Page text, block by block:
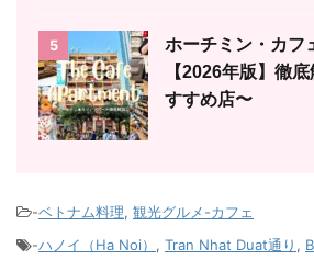
5
ホーチミン・カフ
【2026年版】徹
すすめ店〜
-ベトナム料理, 観光グルメ-カフェ
-ハノイ（Ha Noi） , Tran Nhat Duat通り ,